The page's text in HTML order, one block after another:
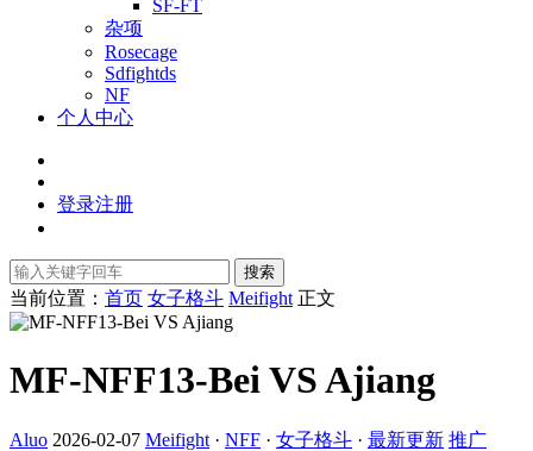
SF-FT
杂项
Rosecage
Sdfightds
NF
个人中心
登录注册
搜索
当前位置： 首页 女子格斗 Meifight 正文
MF-NFF13-Bei VS Ajiang
Aluo 2026-02-07 Meifight · NFF · 女子格斗 · 最新更新 推广